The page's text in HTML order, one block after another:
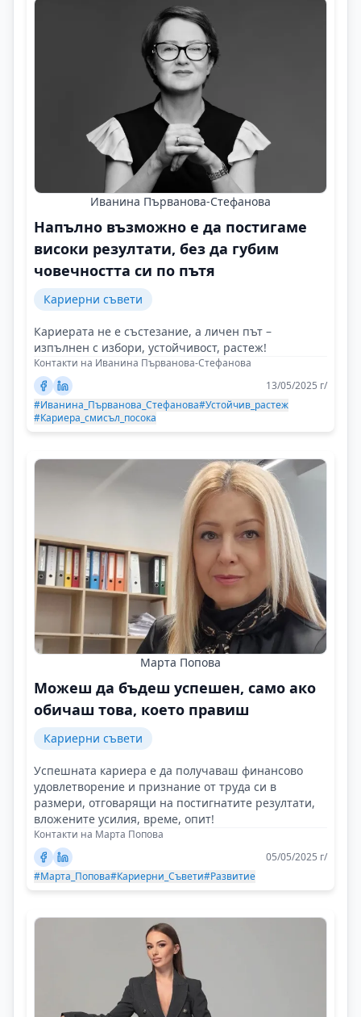
Иванина Първанова-Стефанова
Напълно възможно е да постигаме
високи резултати, без да губим
човечността си по пътя
Кариерни съвети
Кариерата не е състезание, а личен път –
изпълнен с избори, устойчивост, растеж!
Контакти на Иванина Първанова-Стефанова
13/05/2025 г/
#Иванина_Първанова_Стефанова#Устойчив_растеж
#Кариера_смисъл_посока
Марта Попова
Можеш да бъдеш успешен, само ако
обичаш това, което правиш
Кариерни съвети
Успешната кариера е да получаваш финансово
удовлетворение и признание от труда си в
размери, отговарящи на постигнатите резултати,
вложените усилия, време, опит!
Контакти на Марта Попова
05/05/2025 г/
#Марта_Попова#Кариерни_Съвети#Развитие